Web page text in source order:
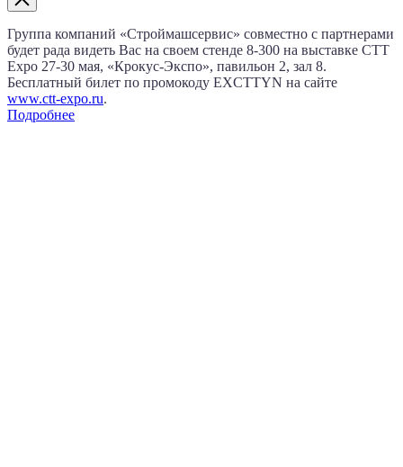
Группа компаний «Строймашсервис» совместно с партнерами
будет рада видеть Вас на своем стенде 8‑300 на выставке CTT
Expo 27‑30 мая, «Крокус‑Экспо», павильон 2, зал 8.
Бесплатный билет по промокоду EXCTTYN на сайте
www.сtt-expo.ru.
Подробнее